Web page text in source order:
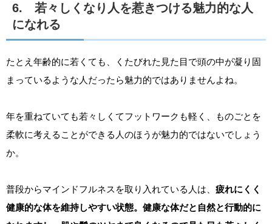
6. 若々しくなり人を惹きつける魅力的な人
になれる
たとえ年齢的に若くても、くたびれた見た目で頭の中が凝り固
まっているような人だったら魅力的ではありませんよね。
年を重ねていても若々しくてフットワークも軽く、ものごとを
柔軟に考えることができる人のほうが魅力的ではないでしょう
か。
普段からマインドフルネスを取り入れている人は、 疲れにくく
健康的な体を維持しやすい状態。健康な体だと自然と行動的に